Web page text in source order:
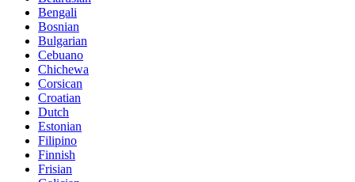
Bengali
Bosnian
Bulgarian
Cebuano
Chichewa
Corsican
Croatian
Dutch
Estonian
Filipino
Finnish
Frisian